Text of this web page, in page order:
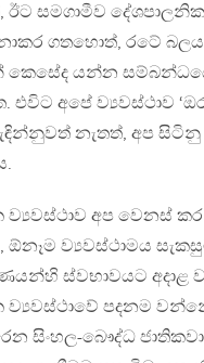
ඊට සමගාමීව
ගතහොත්, රටේ බලය
කෙසේද යන්න
අපේ ව්‍යවස්ථාව
නැතත්, අප
ව්‍යවස්ථාව අප වෙනස්
ඕනෑම ව්‍යවස්ථාමය
ස්වභාවයට අදාළ
ව්‍යවස්ථාවේ පදනම
සිංහල-බෞද්ධ